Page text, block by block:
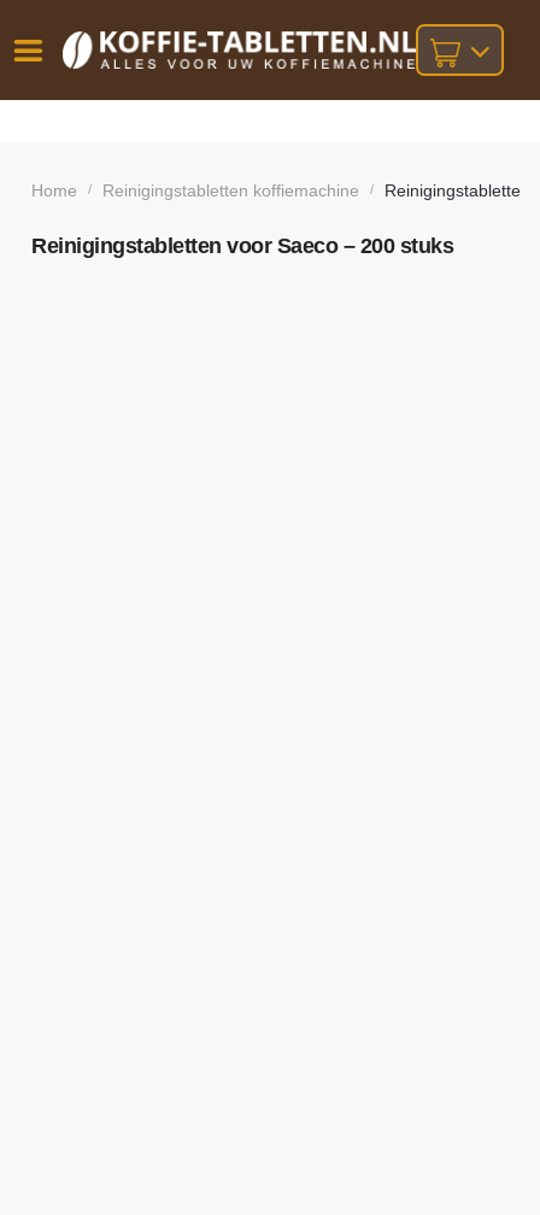
besteld,
volgende
bij orders
boven
Home / Reinigingstabletten koffiemachine / Reinigingstabletten
Reinigingstabletten voor Saeco – 200 stuks